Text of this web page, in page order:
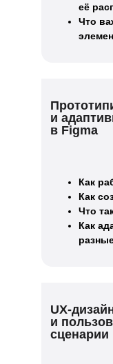
её
Что
и
в Figma
Как
Как
Что
Как
UX-
и
сценарии